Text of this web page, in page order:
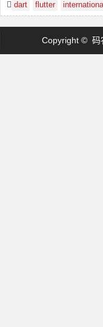
dart flutter
Copyright © 码